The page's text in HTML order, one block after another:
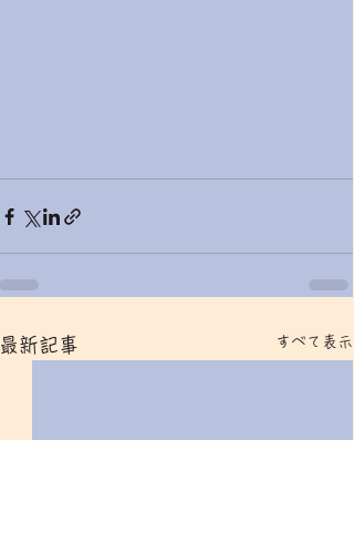
最新記事 すべて表示